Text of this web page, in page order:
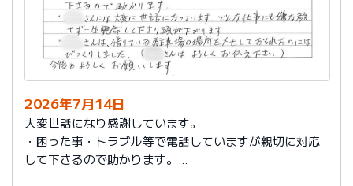
2026年7月14日
大変世話になり感謝しています。
・困った事・トラブル等で電話していますが親切に対応
して下さるので助かります。